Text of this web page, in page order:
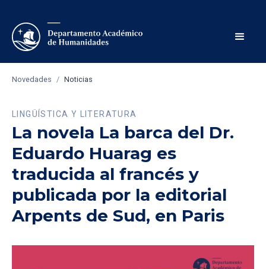
Novedades / Noticias
LINGÜÍSTICA Y LITERATURA
La novela La barca del Dr.
Eduardo Huarag es
traducida al francés y
publicada por la editorial
Arpents de Sud, en Paris